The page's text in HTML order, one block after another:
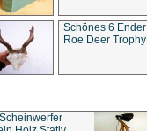
Schönes 6
Roe Deer